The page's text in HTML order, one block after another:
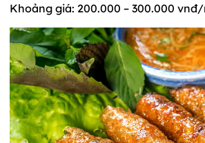
Khoảng giá: 200.000 – 300.000